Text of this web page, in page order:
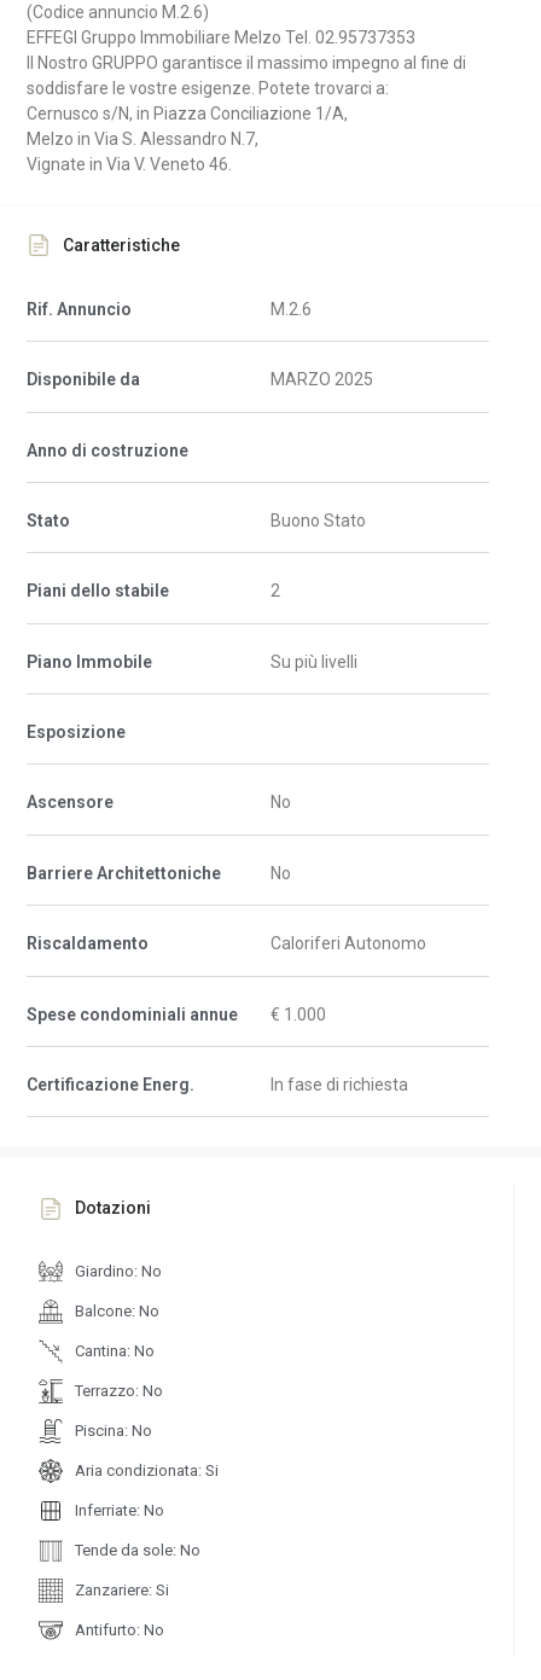
(Codice annuncio M.2.6)
EFFEGI Gruppo Immobiliare Melzo Tel. 02.95737353
Il Nostro GRUPPO garantisce il massimo impegno al fine di
soddisfare le vostre esigenze. Potete trovarci a:
Cernusco s/N, in Piazza Conciliazione 1/A,
Melzo in Via S. Alessandro N.7,
Vignate in Via V. Veneto 46.
Caratteristiche
Rif. Annuncio M.2.6
Disponibile da MARZO 2025
Anno di costruzione
Stato Buono Stato
Piani dello stabile 2
Piano Immobile Su più livelli
Esposizione
Ascensore No
Barriere Architettoniche No
Riscaldamento Caloriferi Autonomo
Spese condominiali annue € 1.000
Certificazione Energ. In fase di richiesta
Dotazioni
Giardino: No
Balcone: No
Cantina: No
Terrazzo: No
Piscina: No
Aria condizionata: Si
Inferriate: No
Tende da sole: No
Zanzariere: Si
Antifurto: No